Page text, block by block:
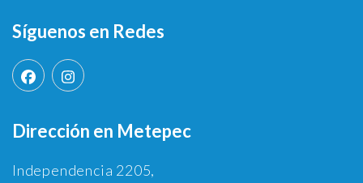
Síguenos en Redes
Dirección en Metepec
Independencia 2205,